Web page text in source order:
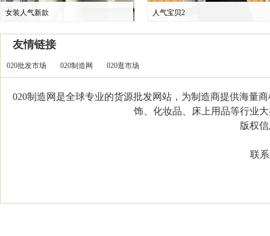
女装人气新款 人气宝贝2
友情链接
020批发市场 020制造网 020逛市场
020制造网是全球专业的货源批发网站，为制造商提供海量
饰、化妆品、床上用品等行业
版权信
联